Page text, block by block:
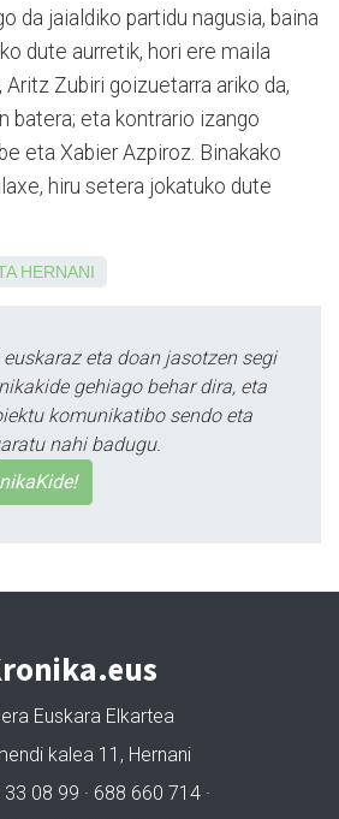
da jaialdiko partidu nagusia, baina
dute aurretik, hori ere maila
Aritz Zubiri goizuetarra ariko da,
batera; eta kontrario izango
eta Xabier Azpiroz. Binakako
hiru setera jokatuko dute
HERNANI
eta doan jasotzen segi
gehiago behar dira, eta
komunikatibo sendo eta
nahi badugu.
Euskara Elkartea
kalea 11, Hernani
08 99 · 688 660 714 ·